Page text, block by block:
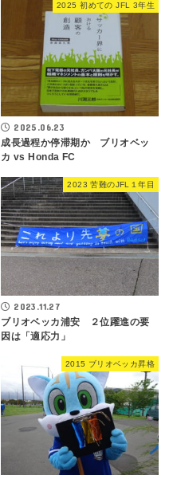
2025 初めての JFL 3年生
2025.06.23
成長過程か停滞期か ブリオベッ
カ vs Honda FC
2023 苦難のJFL１年目
2023.11.27
ブリオベッカ浦安 ２位躍進の要
因は「適応力」
2015 ブリオベッカ昇格